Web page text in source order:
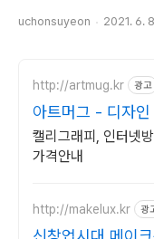
uchonsuyeon 2021. 6.
http://artmug.kr 광고
아트머그 - 디자인
캘리그래피, 인터넷
가격안내
http://makelux.kr 광